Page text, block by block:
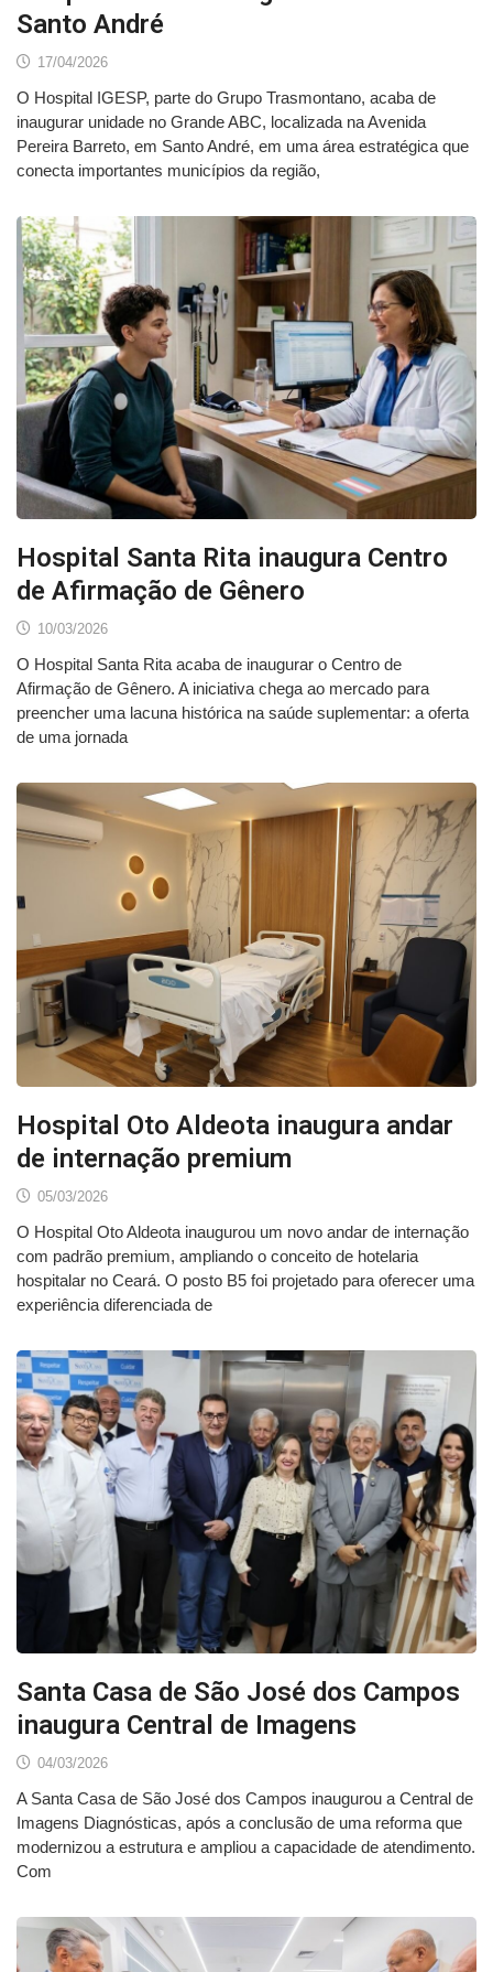
Santo André
17/04/2026
O Hospital IGESP, parte do Grupo Trasmontano, acaba de
inaugurar unidade no Grande ABC, localizada na Avenida
Pereira Barreto, em Santo André, em uma área estratégica que
conecta importantes municípios da região,
Hospital Santa Rita inaugura Centro
de Afirmação de Gênero
10/03/2026
O Hospital Santa Rita acaba de inaugurar o Centro de
Afirmação de Gênero. A iniciativa chega ao mercado para
preencher uma lacuna histórica na saúde suplementar: a oferta
de uma jornada
Hospital Oto Aldeota inaugura andar
de internação premium
05/03/2026
O Hospital Oto Aldeota inaugurou um novo andar de internação
com padrão premium, ampliando o conceito de hotelaria
hospitalar no Ceará. O posto B5 foi projetado para oferecer uma
experiência diferenciada de
Santa Casa de São José dos Campos
inaugura Central de Imagens
04/03/2026
A Santa Casa de São José dos Campos inaugurou a Central de
Imagens Diagnósticas, após a conclusão de uma reforma que
modernizou a estrutura e ampliou a capacidade de atendimento.
Com